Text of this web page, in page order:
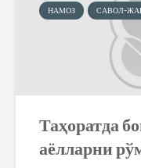
НАМОЗ САВОЛ-
Таҳоратда
аёлларни